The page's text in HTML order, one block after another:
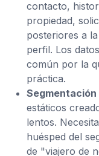
contacto,
propiedad,
posteriores a
perfil. Los
común por la
práctica.
estáticos
lentos.
huésped del
de "viajero de